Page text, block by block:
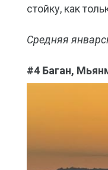
стойку, как
Средняя
#4 Баган,